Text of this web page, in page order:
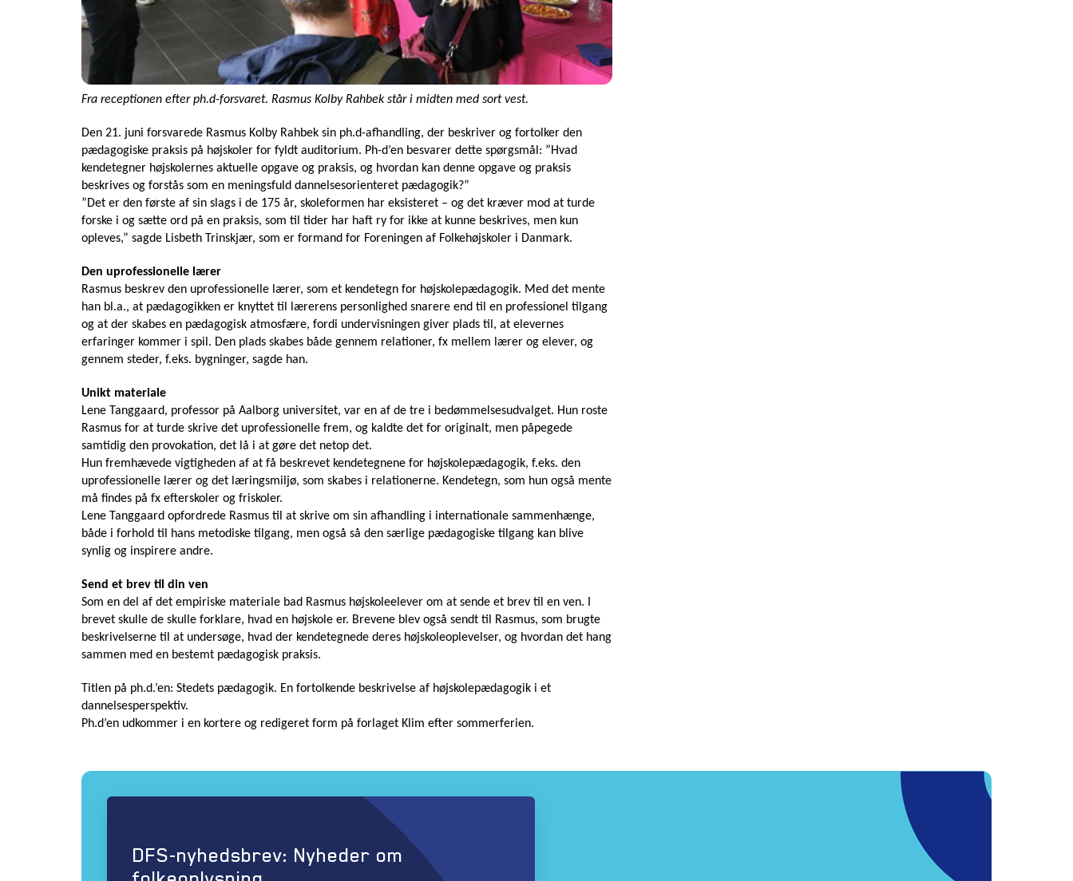
Fra receptionen efter ph.d-forsvaret. Rasmus Kolby Rahbek står i midten med sort vest.
Den 21. juni forsvarede Rasmus Kolby Rahbek sin ph.d-afhandling, der beskriver og fortolker den
pædagogiske praksis på højskoler for fyldt auditorium. Ph-d’en besvarer dette spørgsmål: ”Hvad
kendetegner højskolernes aktuelle opgave og praksis, og hvordan kan denne opgave og praksis
beskrives og forstås som en meningsfuld dannelsesorienteret pædagogik?”
”Det er den første af sin slags i de 175 år, skoleformen har eksisteret – og det kræver mod at turde
forske i og sætte ord på en praksis, som til tider har haft ry for ikke at kunne beskrives, men kun
opleves,” sagde Lisbeth Trinskjær, som er formand for Foreningen af Folkehøjskoler i Danmark.
Den uprofessionelle lærer
Rasmus beskrev den uprofessionelle lærer, som et kendetegn for højskolepædagogik. Med det mente
han bl.a., at pædagogikken er knyttet til lærerens personlighed snarere end til en professionel tilgang
og at der skabes en pædagogisk atmosfære, fordi undervisningen giver plads til, at elevernes
erfaringer kommer i spil. Den plads skabes både gennem relationer, fx mellem lærer og elever, og
gennem steder, f.eks. bygninger, sagde han.
Unikt materiale
Lene Tanggaard, professor på Aalborg universitet, var en af de tre i bedømmelsesudvalget. Hun roste
Rasmus for at turde skrive det uprofessionelle frem, og kaldte det for originalt, men påpegede
samtidig den provokation, det lå i at gøre det netop det.
Hun fremhævede vigtigheden af at få beskrevet kendetegnene for højskolepædagogik, f.eks. den
uprofessionelle lærer og det læringsmiljø, som skabes i relationerne. Kendetegn, som hun også mente
må findes på fx efterskoler og friskoler.
Lene Tanggaard opfordrede Rasmus til at skrive om sin afhandling i internationale sammenhænge,
både i forhold til hans metodiske tilgang, men også så den særlige pædagogiske tilgang kan blive
synlig og inspirere andre.
Send et brev til din ven
Som en del af det empiriske materiale bad Rasmus højskoleelever om at sende et brev til en ven. I
brevet skulle de skulle forklare, hvad en højskole er. Brevene blev også sendt til Rasmus, som brugte
beskrivelserne til at undersøge, hvad der kendetegnede deres højskoleoplevelser, og hvordan det hang
sammen med en bestemt pædagogisk praksis.
Titlen på ph.d.’en: Stedets pædagogik. En fortolkende beskrivelse af højskolepædagogik i et
dannelsesperspektiv.
Ph.d’en udkommer i en kortere og redigeret form på forlaget Klim efter sommerferien.
DFS-nyhedsbrev: Nyheder om